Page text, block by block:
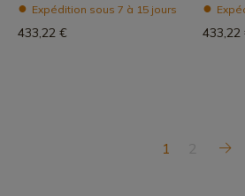
Expédition sous 7 à 15 jours
433,22 € 433,22
1 2